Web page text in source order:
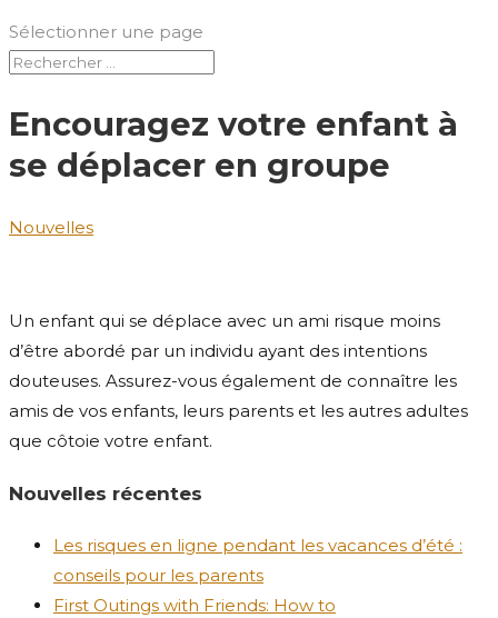
Sélectionner une page
Encouragez votre enfant à
se déplacer en groupe
Nouvelles
Un enfant qui se déplace avec un ami risque moins
d’être abordé par un individu ayant des intentions
douteuses. Assurez-vous également de connaître les
amis de vos enfants, leurs parents et les autres adultes
que côtoie votre enfant.
Nouvelles récentes
Les risques en ligne pendant les vacances d’été :
conseils pour les parents
First Outings with Friends: How to